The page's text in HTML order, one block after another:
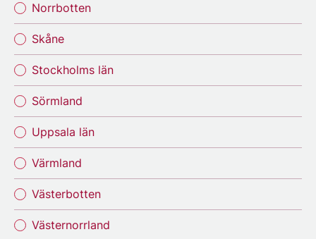
Norrbotten
Skåne
Stockholms län
Sörmland
Uppsala län
Värmland
Västerbotten
Västernorrland